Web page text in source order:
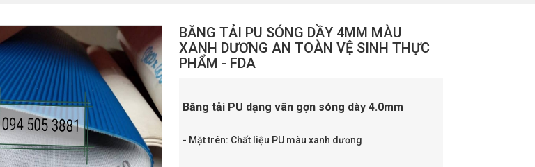
BĂNG TẢI PU SÓNG DẦY 4MM MÀU
XANH DƯƠNG AN TOÀN VỆ SINH THỰC
PHẨM - FDA
Băng tải PU dạng vân gợn sóng dày 4.0mm
- Mặt trên: Chất liệu PU màu xanh dương